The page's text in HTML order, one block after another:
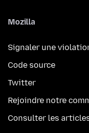
Mozilla
Signaler une
Code source
Twitter
Rejoindre notre
Consulter les